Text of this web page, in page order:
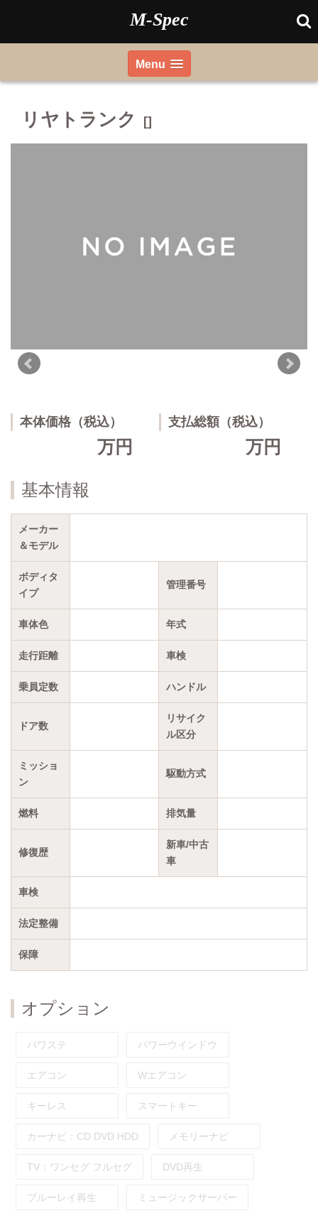
M-Spec
Menu
リヤトランク []
本体価格（税込）
万円
支払総額（税込）
万円
基本情報
メーカー
＆モデル
ボディタ
イプ
管理番号
車体色 年式
走行距離 車検
乗員定数 ハンドル
ドア数
リサイク
ル区分
ミッショ
ン
駆動方式
燃料 排気量
修復歴
新車/中古
車
車検
法定整備
保障
オプション
パワステ パワーウインドウ
エアコン Wエアコン
キーレス スマートキー
カーナビ： CD DVD HDD メモリーナビ
TV： ワンセグ フルセグ DVD再生
ブルーレイ再生 ミュージックサーバー